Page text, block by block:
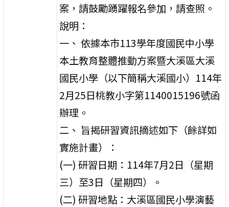
案，請鼓勵踴躍報名參加，請查照。
說明：
一、 依據本市113學年度國民中小學
本土教育整體推動方案暨大溪區大溪
國民小學（以下簡稱大溪國小）114年
2月25日桃教小字第1140015196號函
辦理。
二、 旨揭研習資訊摘述如下（餘詳如
實施計畫）：
(一) 研習日期：114年7月2日（星期
三）至3日（星期四）。
(二) 研習地點：大溪區國民小學演藝